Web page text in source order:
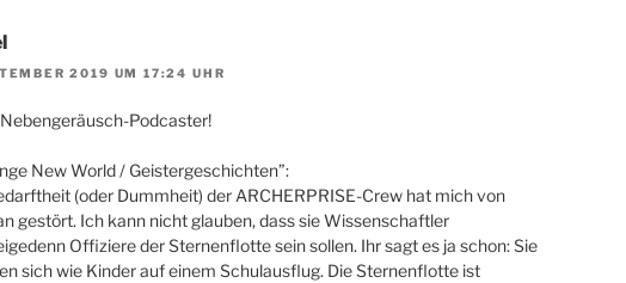
2019 UM 17:24 UHR
Podcaster!
New World / Geistergeschichten”:
(oder Dummheit) der ARCHERPRISE-Crew hat mich von
gestört. Ich kann nicht glauben, dass sie Wissenschaftler
Offiziere der Sternenflotte sein sollen. Ihr sagt es ja schon: Sie
sich wie Kinder auf einem Schulausflug. Die Sternenflotte ist